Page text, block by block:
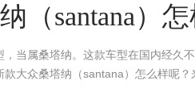
（santana）
当属桑塔纳。这款车型在国内经久
大众桑塔纳（santana）怎么样呢